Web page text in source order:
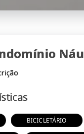
Sem descrição
BICICLETÁRIO